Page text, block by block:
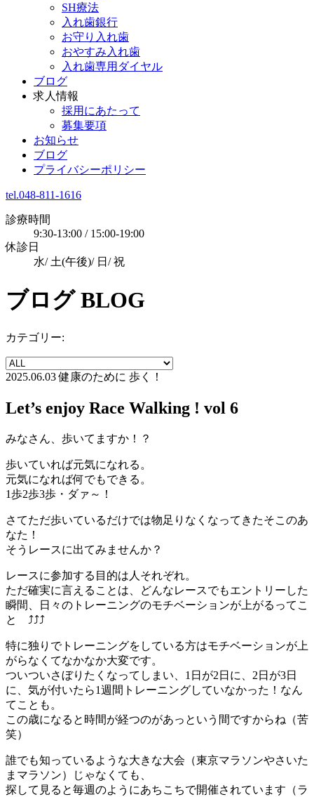
SH療法
入れ歯銀行
お守り入れ歯
おやすみ入れ歯
入れ歯専用ダイヤル
ブログ
求人情報
採用にあたって
募集要項
お知らせ
ブログ
プライバシーポリシー
tel.048-811-1616
診療時間
9:30-13:00 / 15:00-19:00
休診日
水/ 土(午後)/ 日/ 祝
ブログ BLOG
カテゴリー:
2025.06.03 健康のために 歩く！
Let’s enjoy Race Walking ! vol 6
みなさん、歩いてますか！？
歩いていれば元気になれる。
元気になれば何でもできる。
1歩2歩3歩・ダァ～！
さてただ歩いているだけでは物足りなくなってきたそこのあ
なた！
そうレースに出てみませんか？
レースに参加する目的は人それぞれ。
ただ確実に言えることは、どんなレースでもエントリーした
瞬間、日々のトレーニングのモチベーションが上がるってこ
と ⤴⤴⤴
特に独りでトレーニングをしている方はモチベーションが上
がらなくてなかなか大変です。
ついついさぼりたくなってしまい、1日が2日に、2日が3日
に、気が付いたら1週間トレーニングしていなかった！なん
てことも。
この歳になると時間が経つのがあっという間ですからね（苦
笑）
誰でも知っているような大きな大会（東京マラソンやさいた
まマラソン）じゃなくても、
探して見ると毎週のようにあちこちで開催されています（ラ